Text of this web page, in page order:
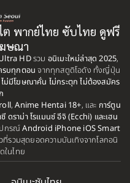
1998
1993
1991
1989
1987
ต พากย์ไทย ซับไทย ดูฟรี
ษณา
HDรวม อนิเมะใหม่ล่าสุด 2025,
รบทุกตอน จากทุกสตูดิโอดัง ทั้งญี่ปุ่น
ไม่มีโฆษณาคั่น ไม่กระตุก ไม่ต้องสมัคร
,Anime Hentai 18+, และ การ์ตูน
ดราม่า โรแมนซ์ อีจิ (Ecchi) และเฮน
ปกรณ์Android iPhone iOS Smart
ที่รวมสุดยอดความบันเทิงจากโลกอนิ
ในไทย